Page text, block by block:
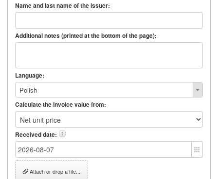
Name and last name of the issuer:
Additional notes (printed at the bottom of the page):
Language:
Polish
Calculate the invoice value from:
Received date: ?
Attach or drop a file...